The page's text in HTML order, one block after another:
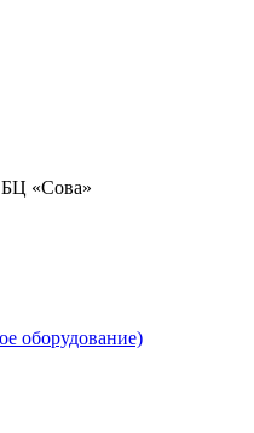
БЦ «Сова»
оборудование)